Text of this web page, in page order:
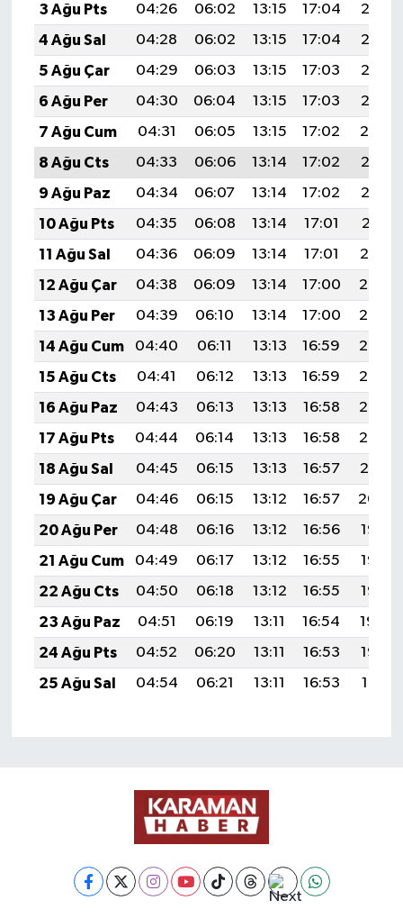
3 Ağu Pts
04:26 06:02 13:15 17:04
20:18
4 Ağu Sal
04:28 06:02 13:15 17:04
20:17
5 Ağu Çar
04:29 06:03 13:15 17:03
20:16
6 Ağu Per
04:30 06:04 13:15 17:03
20:15
7 Ağu Cum
04:31 06:05 13:15 17:02
20:14
8 Ağu Cts
04:33 06:06 13:14 17:02
20:13
9 Ağu Paz
04:34 06:07 13:14 17:02
20:12
10 Ağu Pts
04:35 06:08 13:14 17:01
20:11
11 Ağu Sal
04:36 06:09 13:14 17:01
20:10
12 Ağu Çar
04:38 06:09 13:14 17:00
20:08
13 Ağu Per
04:39 06:10 13:14 17:00
20:07
14 Ağu Cum
04:40 06:11 13:13 16:59
20:06
15 Ağu Cts
04:41 06:12 13:13 16:59
20:05
16 Ağu Paz
04:43 06:13 13:13 16:58
20:03
17 Ağu Pts
04:44 06:14 13:13 16:58
20:02
18 Ağu Sal
04:45 06:15 13:13 16:57
20:01
19 Ağu Çar
04:46 06:15 13:12 16:57
20:00
20 Ağu Per
04:48 06:16 13:12 16:56
19:58
21 Ağu Cum
04:49 06:17 13:12 16:55
19:57
22 Ağu Cts
04:50 06:18 13:12 16:55
19:56
23 Ağu Paz
04:51 06:19 13:11 16:54
19:54
24 Ağu Pts
04:52 06:20 13:11 16:53
19:53
25 Ağu Sal
04:54 06:21 13:11 16:53 19:51